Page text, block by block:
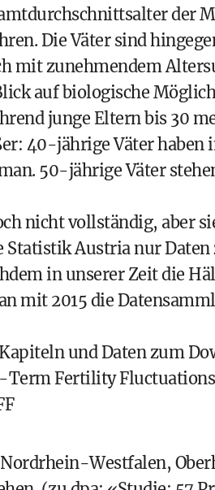
der
Die Väter sind
mit zunehmendem
auf biologische
junge Eltern bis 30
40-jährige Väter haben
50-jährige Väter
nicht vollständig, aber
Statistik Austria nur
in unserer Zeit die
mit 2015 die
und Daten zum
Term Fertility
Westfalen,